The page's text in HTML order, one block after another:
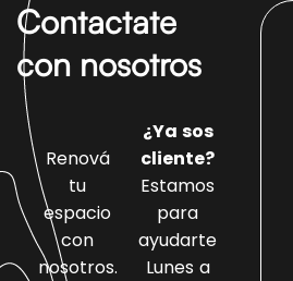
Contactate
con nosotros
Renová
tu
espacio
con
nosotros.
¿Ya sos
cliente?
Estamos
para
ayudarte
Lunes a